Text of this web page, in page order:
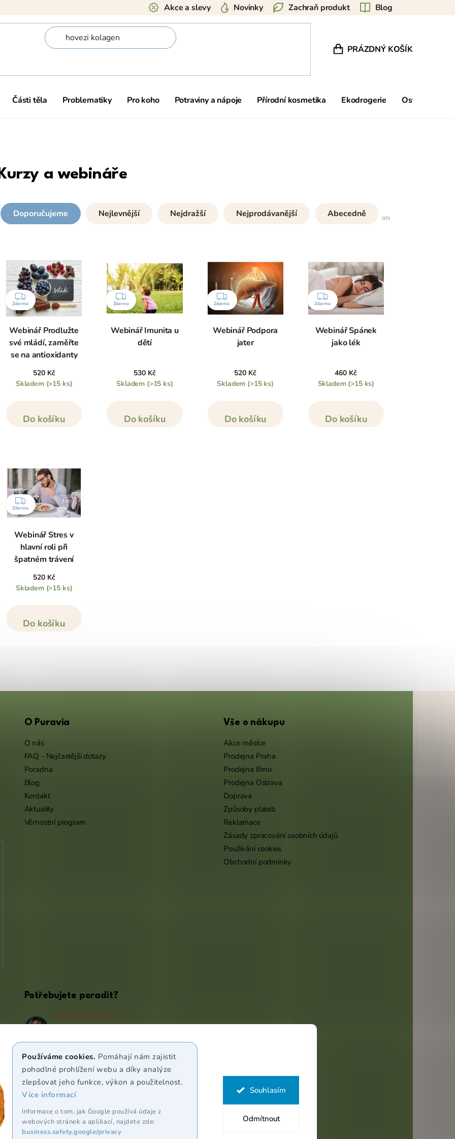
Používáme cookies. Pomáhají nám zajistit
pohodlné prohlížení webu a díky analýze
zlepšovat jeho funkce, výkon a použitelnost.
Více informací
Informace o tom, jak Google používá údaje z
webových stránek a aplikací, najdete zde:
business.safety.google/privacy
Odmítnout
Souhlasím
Blog
Zachraň produkt
Novinky
Akce a slevy
NÁKUPNÍ KOŠÍK
PRÁZDNÝ KOŠÍK
Části těla Problematiky Pro koho Potraviny a nápoje Přírodní kosmetika Ekodrogerie Ostatní
Kurzy a webináře
5položek celkem
Doporučujeme Nejlevnější Nejdražší Nejprodávanější Abecedně
ZDARMA
Zdarma
Webinář Prodlužte
své mládí, zaměřte
se na antioxidanty
520 Kč
Skladem (>15 ks)
Do košíku
ZDARMA
Zdarma
Webinář Imunita u
dětí
530 Kč
Skladem (>15 ks)
Do košíku
ZDARMA
Zdarma
Webinář Podpora
jater
520 Kč
Skladem (>15 ks)
Do košíku
ZDARMA
Zdarma
Webinář Spánek
jako lék
460 Kč
Skladem (>15 ks)
Do košíku
ZDARMA
Zdarma
Webinář Stres v
hlavní roli při
špatném trávení
520 Kč
Skladem (>15 ks)
Do košíku
O Puravia
O nás
FAQ - Nejčastější dotazy
Poradna
Blog
Kontakt
Aktuality
Věrnostní program
Vše o nákupu
Akce měsíce
Prodejna Praha
Prodejna Brno
Prodejna Ostrava
Doprava
Způsoby plateb
Reklamace
Zásady zpracování osobních údajů
Používání cookies
Obchodní podmínky
Potřebujete poradit?
+420 227 072 207
info@puravia.cz
WhatsApp